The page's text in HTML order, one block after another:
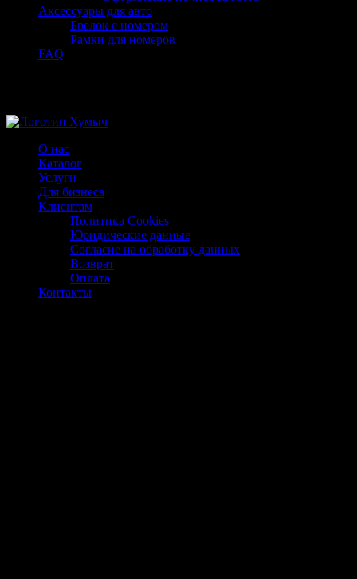
Аксессуары для авто
Брелок с номером
Рамки для номеров
FAQ
О нас
Каталог
Услуги
Для бизнеса
Клиентам
Политика Cookies
Юридические данные
Согласие на обработку данных
Возврат
Оплата
Контакты